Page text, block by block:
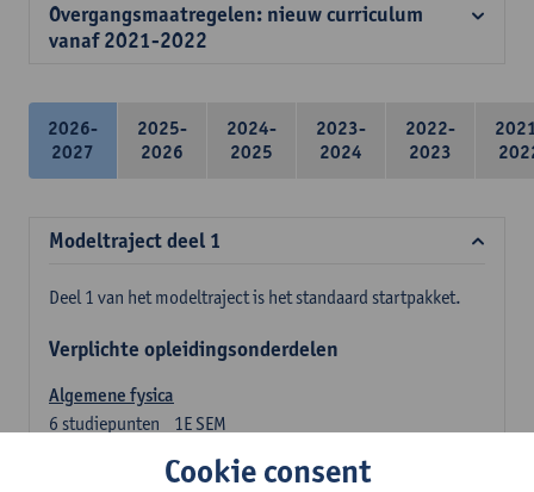
Overgangsmaatregelen: nieuw curriculum
vanaf 2021-2022
2026-
2027
2025-
2026
2024-
2025
2023-
2024
2022-
2023
Modeltraject deel 1
Deel 1 van het modeltraject is het standaard startpakket.
Verplichte opleidingsonderdelen
Algemene fysica
1E SEM
6 studiepunten
Cookie consent